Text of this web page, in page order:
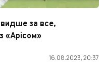
за все,
«Арісом»
16.08.2023, 20:37